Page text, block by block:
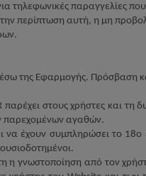
παραγγελίες
περίπτωση αυτή, η μη
της Εφαρμογής. Πρόσβαση
παρέχει στους χρήστες και τη
παρεχομένων αγαθών.
έχουν συμπληρώσει το 18ο
η γνωστοποίηση από τον